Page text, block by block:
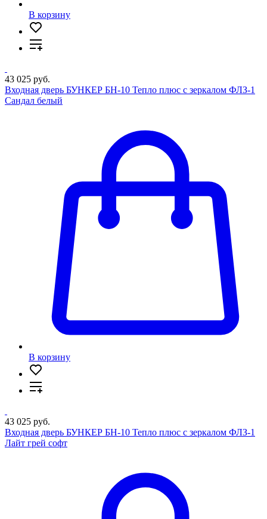
В корзину
43 025 руб.
Входная дверь БУНКЕР БН-10 Тепло плюс с зеркалом ФЛЗ-1
Сандал белый
В корзину
43 025 руб.
Входная дверь БУНКЕР БН-10 Тепло плюс с зеркалом ФЛЗ-1
Лайт грей софт